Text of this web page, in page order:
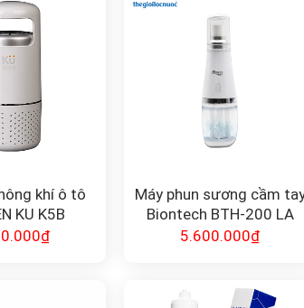
khí ô tô
KU K5B
₫
Máy phun sương cầm
Biontech BTH-200 LA
SHIELD
5.600.000₫